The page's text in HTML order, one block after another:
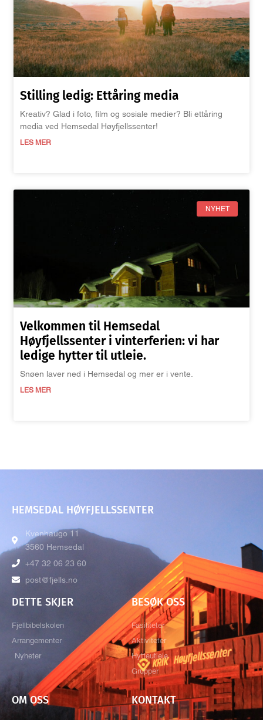
Stilling ledig: Ettåring media
Kreativ? Glad i foto, film og sosiale medier? Bli ettåring
media ved Hemsedal Høyfjellssenter!
LES MER
NYHET
Velkommen til Hemsedal
Høyfjellssenter i vinterferien: vi har
ledige hytter til utleie.
Snøen laver ned i Hemsedal og mer er i vente.
LES MER
HEMSEDAL HØYFJELLSSENTER
Kvenhaugo 11
3560 Hemsedal
+47 32 06 23 60
post@fjells.no
DETTE SKJER
Fjellbibelskolen
Arrangementer
Nyheter
BESØK OSS
Fasiliteter
Aktiviteter
Hytteutleie
Grupper
OM OSS KONTAKT